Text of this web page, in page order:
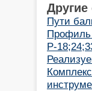
Пути
Р-